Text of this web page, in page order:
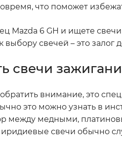
что поможет
Mazda 6 GH и ищете
выбору свечей – это
свечи
обратить внимание, это
это можно узнать в
между медными,
свечи обычно